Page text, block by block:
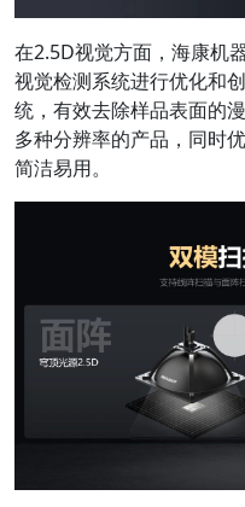
在2.5D视觉方面，海康机
视觉检测系统进行优化和
统，有效去除样品表面的
多种分辨率的产品，同时
简洁易用。